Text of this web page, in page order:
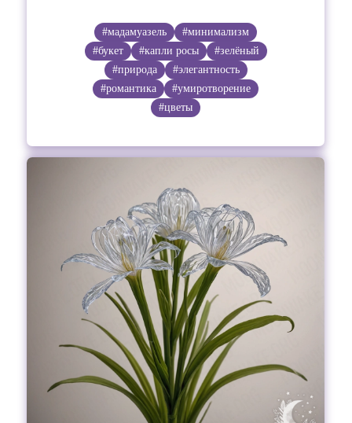
#мадамуазель
#минимализм
#букет
#капли росы
#зелёный
#природа
#элегантность
#романтика
#умиротворение
#цветы